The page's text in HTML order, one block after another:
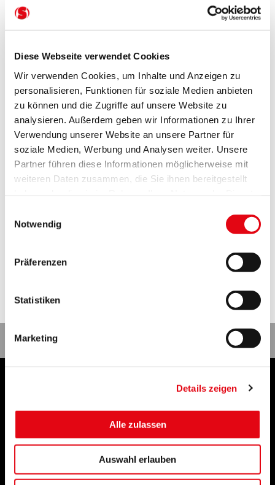
Diese Webseite verwendet Cookies
Wir verwenden Cookies, um Inhalte und Anzeigen zu
personalisieren, Funktionen für soziale Medien anbieten
zu können und die Zugriffe auf unsere Website zu
analysieren. Außerdem geben wir Informationen zu Ihrer
Verwendung unserer Website an unsere Partner für
soziale Medien, Werbung und Analysen weiter. Unsere
Partner führen diese Informationen möglicherweise mit
weiteren Daten zusammen, die Sie ihnen bereitgestellt
Notwendig
Präferenzen
Statistiken
Marketing
Details zeigen
Alle zulassen
Auswahl erlauben
Dezember 2025
August 2025
Juli 2025(2)
Oktober 2024(1)
September 2024(1)
Juli 2024(2)
Mai 2024(1)
Dezember 2023
(1)
September 2023
(1)
August 2023(1)
Mai 2022(1)
März 2022(1)
Februar 2022 (1)
Januar 2022(1)
Juni 2021
Mai 2018(1)
Juni 2017
SPITZENQUALITÄT VON SCHWEITZER
SCHWEITZER BAUTECHNIK GmbH · Robert-Bosch-Straße 2 ·
14641 Nauen (Büroanschrift)